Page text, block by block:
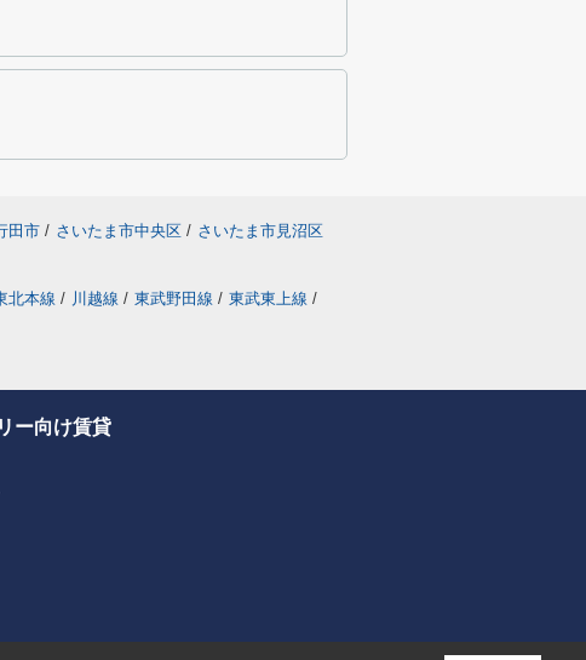
田市 / さいたま市中央区 / さいたま市見沼区
北本線 / 川越線 / 東武野田線 / 東武東上線 /
ー向け賃貸